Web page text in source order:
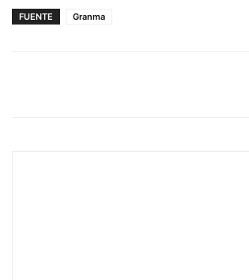
FUENTE Granma